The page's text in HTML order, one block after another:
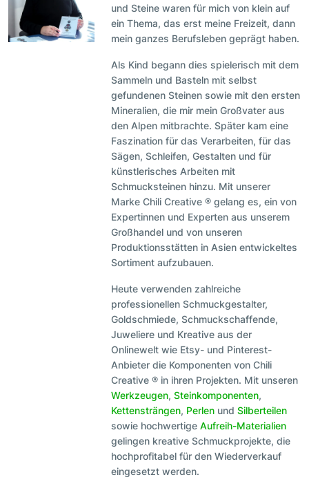
und Steine waren für mich von klein auf
ein Thema, das erst meine Freizeit, dann
mein ganzes Berufsleben geprägt haben.
Als Kind begann dies spielerisch mit dem
Sammeln und Basteln mit selbst
gefundenen Steinen sowie mit den ersten
Mineralien, die mir mein Großvater aus
den Alpen mitbrachte. Später kam eine
Faszination für das Verarbeiten, für das
Sägen, Schleifen, Gestalten und für
künstlerisches Arbeiten mit
Schmucksteinen hinzu. Mit unserer
Marke Chili Creative ® gelang es, ein von
Expertinnen und Experten aus unserem
Großhandel und von unseren
Produktionsstätten in Asien entwickeltes
Sortiment aufzubauen.
Heute verwenden zahlreiche
professionellen Schmuckgestalter,
Goldschmiede, Schmuckschaffende,
Juweliere und Kreative aus der
Onlinewelt wie Etsy- und Pinterest-
Anbieter die Komponenten von Chili
Creative ® in ihren Projekten. Mit unseren
Werkzeugen,Steinkomponenten,
Kettensträngen, Perlen undSilberteilen
sowie hochwertigeAufreih-Materialien
gelingen kreative Schmuckprojekte, die
hochprofitabel für den Wiederverkauf
eingesetzt werden.